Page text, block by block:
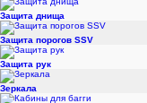
Защита днища
Защита порогов SSV
Защита рук
Зеркала